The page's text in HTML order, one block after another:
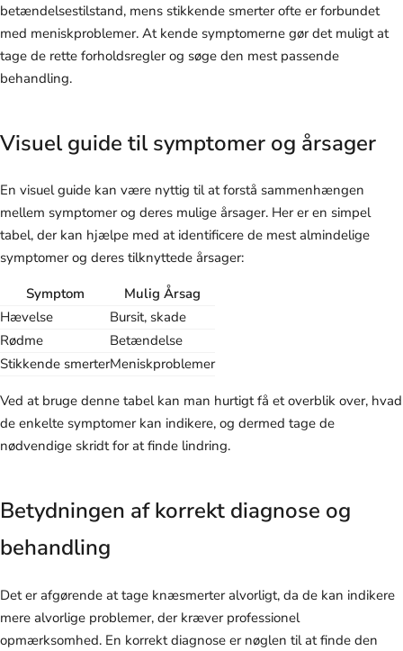
betændelsestilstand, mens stikkende smerter ofte er forbundet
med meniskproblemer. At kende symptomerne gør det muligt at
tage de rette forholdsregler og søge den mest passende
behandling.
Visuel guide til symptomer og årsager
En visuel guide kan være nyttig til at forstå sammenhængen
mellem symptomer og deres mulige årsager. Her er en simpel
tabel, der kan hjælpe med at identificere de mest almindelige
symptomer og deres tilknyttede årsager:
Symptom
Mulig Årsag
Hævelse
Bursit, skade
Rødme
Betændelse
Stikkende smerterMeniskproblemer
Ved at bruge denne tabel kan man hurtigt få et overblik over, hvad
de enkelte symptomer kan indikere, og dermed tage de
nødvendige skridt for at finde lindring.
Betydningen af korrekt diagnose og
behandling
Det er afgørende at tage knæsmerter alvorligt, da de kan indikere
mere alvorlige problemer, der kræver professionel
opmærksomhed. En korrekt diagnose er nøglen til at finde den